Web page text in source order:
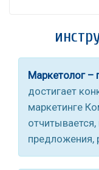
Маркетолог –
достигает
маркетинге
предложения,